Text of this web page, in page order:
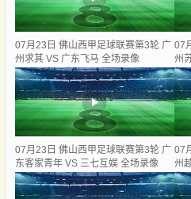
07月23日 佛山西甲足球联赛第3轮 广
州求其 VS 广东飞马 全场录像
07
州
场
07月23日 佛山西甲足球联赛第3轮 广
东客家青年 VS 三七互娱 全场录像
07
州
像